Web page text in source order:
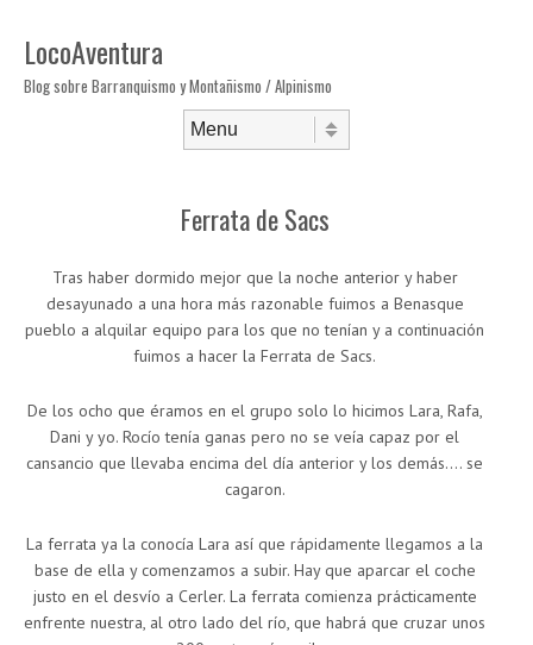
LocoAventura
Blog sobre Barranquismo y Montañismo / Alpinismo
Ferrata de Sacs
Tras haber dormido mejor que la noche anterior y haber
desayunado a una hora más razonable fuimos a Benasque
pueblo a alquilar equipo para los que no tenían y a continuación
fuimos a hacer la Ferrata de Sacs.
De los ocho que éramos en el grupo solo lo hicimos Lara, Rafa,
Dani y yo. Rocío tenía ganas pero no se veía capaz por el
cansancio que llevaba encima del día anterior y los demás…. se
cagaron.
La ferrata ya la conocía Lara así que rápidamente llegamos a la
base de ella y comenzamos a subir. Hay que aparcar el coche
justo en el desvío a Cerler. La ferrata comienza prácticamente
enfrente nuestra, al otro lado del río, que habrá que cruzar unos